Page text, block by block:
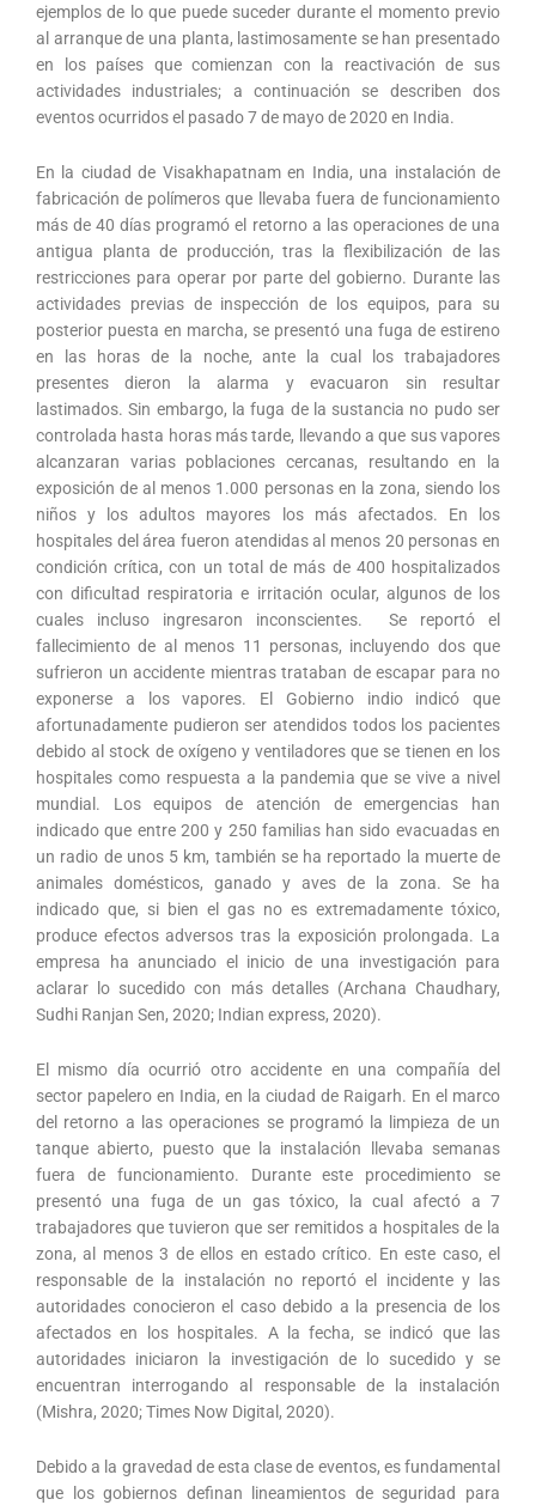
ejemplos de lo que puede suceder durante el momento previo
al arranque de una planta, lastimosamente se han presentado
en los países que comienzan con la reactivación de sus
actividades industriales; a continuación se describen dos
eventos ocurridos el pasado 7 de mayo de 2020 en India.
En la ciudad de Visakhapatnam en India, una instalación de
fabricación de polímeros que llevaba fuera de funcionamiento
más de 40 días programó el retorno a las operaciones de una
antigua planta de producción, tras la flexibilización de las
restricciones para operar por parte del gobierno. Durante las
actividades previas de inspección de los equipos, para su
posterior puesta en marcha, se presentó una fuga de estireno
en las horas de la noche, ante la cual los trabajadores
presentes dieron la alarma y evacuaron sin resultar
lastimados. Sin embargo, la fuga de la sustancia no pudo ser
controlada hasta horas más tarde, llevando a que sus vapores
alcanzaran varias poblaciones cercanas, resultando en la
exposición de al menos 1.000 personas en la zona, siendo los
niños y los adultos mayores los más afectados. En los
hospitales del área fueron atendidas al menos 20 personas en
condición crítica, con un total de más de 400 hospitalizados
con dificultad respiratoria e irritación ocular, algunos de los
cuales incluso ingresaron inconscientes. Se reportó el
fallecimiento de al menos 11 personas, incluyendo dos que
sufrieron un accidente mientras trataban de escapar para no
exponerse a los vapores. El Gobierno indio indicó que
afortunadamente pudieron ser atendidos todos los pacientes
debido al stock de oxígeno y ventiladores que se tienen en los
hospitales como respuesta a la pandemia que se vive a nivel
mundial. Los equipos de atención de emergencias han
indicado que entre 200 y 250 familias han sido evacuadas en
un radio de unos 5 km, también se ha reportado la muerte de
animales domésticos, ganado y aves de la zona. Se ha
indicado que, si bien el gas no es extremadamente tóxico,
produce efectos adversos tras la exposición prolongada. La
empresa ha anunciado el inicio de una investigación para
aclarar lo sucedido con más detalles (Archana Chaudhary,
Sudhi Ranjan Sen, 2020; Indian express, 2020).
El mismo día ocurrió otro accidente en una compañía del
sector papelero en India, en la ciudad de Raigarh. En el marco
del retorno a las operaciones se programó la limpieza de un
tanque abierto, puesto que la instalación llevaba semanas
fuera de funcionamiento. Durante este procedimiento se
presentó una fuga de un gas tóxico, la cual afectó a 7
trabajadores que tuvieron que ser remitidos a hospitales de la
zona, al menos 3 de ellos en estado crítico. En este caso, el
responsable de la instalación no reportó el incidente y las
autoridades conocieron el caso debido a la presencia de los
afectados en los hospitales. A la fecha, se indicó que las
autoridades iniciaron la investigación de lo sucedido y se
encuentran interrogando al responsable de la instalación
(Mishra, 2020; Times Now Digital, 2020).
Debido a la gravedad de esta clase de eventos, es fundamental
que los gobiernos definan lineamientos de seguridad para